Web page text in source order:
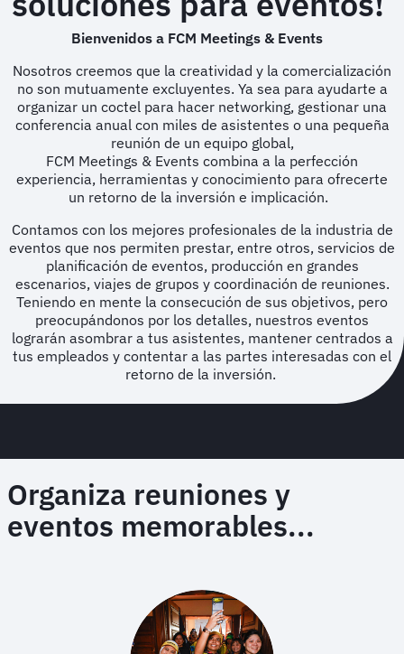
Bienvenidos a FCM Meetings & Events
Nosotros creemos que la creatividad y la comercialización
no son mutuamente excluyentes. Ya sea para ayudarte a
organizar un coctel para hacer networking, gestionar una
conferencia anual con miles de asistentes o una pequeña
reunión de un equipo global,
FCM Meetings & Events combina a la perfección
experiencia, herramientas y conocimiento para ofrecerte
un retorno de la inversión e implicación.
Contamos con los mejores profesionales de la industria de
eventos que nos permiten prestar, entre otros, servicios de
planificación de eventos, producción en grandes
escenarios, viajes de grupos y coordinación de reuniones.
Teniendo en mente la consecución de sus objetivos, pero
preocupándonos por los detalles, nuestros eventos
lograrán asombrar a tus asistentes, mantener centrados a
tus empleados y contentar a las partes interesadas con el
retorno de la inversión.
Organiza reuniones y
eventos memorables...